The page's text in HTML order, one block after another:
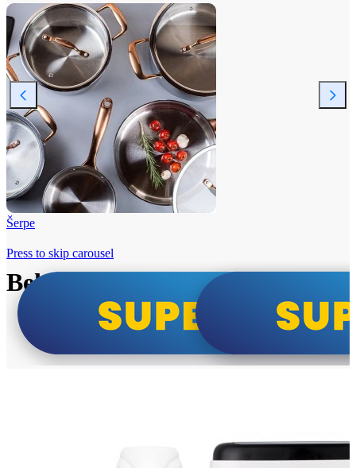
Šerpe
Beko i Tesla super cene
Press to skip carousel